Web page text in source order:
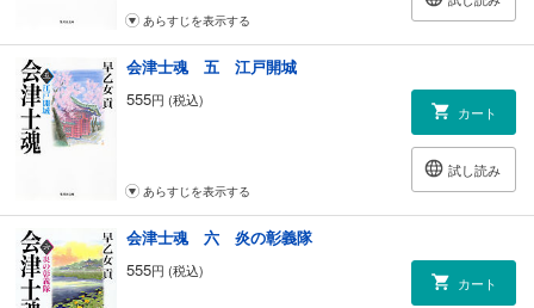
あらすじを表示する
会津士魂 五 江戸開城
555円 (税込)
カート
試し読み
あらすじを表示する
会津士魂 六 炎の彰義隊
555円 (税込)
カート